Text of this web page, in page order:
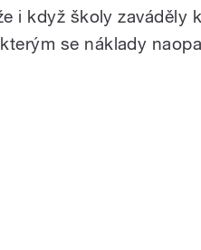
i když školy zaváděly
se náklady